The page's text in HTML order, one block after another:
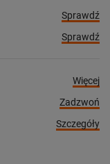
Sprawdź
Sprawdź
Więcej
Zadzwoń
Szczegóły